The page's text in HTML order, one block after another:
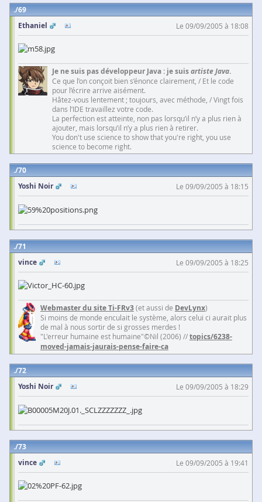
69
Ethaniel
Le 09/09/2005 à 18:08
Je ne suis pas développeur Java : je suisartiste Java.
Ce que l’on conçoit bien s’énonce clairement, / Et le code
pour l’écrire arrive aisément.
Hâtez-vous lentement ; toujours, avec méthode, / Vingt fois
dans l’IDE travaillez votre code.
La perfection est atteinte, non pas lorsqu’il n’y a plus rien à
ajouter, mais lorsqu’il n’y a plus rien à retirer.
You don't use science to show that you're right, you use
science to become right.
70
Yoshi Noir
Le 09/09/2005 à 18:15
71
vince
Le 09/09/2005 à 18:25
Webmaster du site Ti-FRv3(et aussi de DevLynx)
Si moins de monde enculait le système, alors celui ci aurait plus
de mal à nous sortir de si grosses merdes !
"L'erreur humaine est humaine"©Nil (2006) //topics/6238-
moved-jamais-jaurais-pense-faire-ca
72
Yoshi Noir
Le 09/09/2005 à 18:29
73
vince
Le 09/09/2005 à 19:41